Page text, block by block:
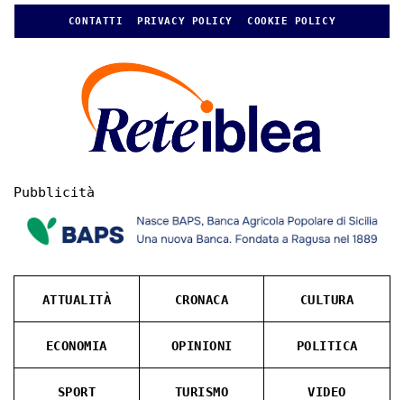
CONTATTI PRIVACY POLICY COOKIE POLICY
Pubblicità
ATTUALITÀ CRONACA CULTURA
ECONOMIA OPINIONI POLITICA
SPORT TURISMO VIDEO